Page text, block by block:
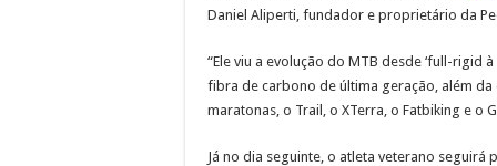
Daniel Aliperti, fundador e proprietário da
“Ele viu a evolução do MTB desde ‘full-rigid
fibra de carbono de última geração, além
maratonas, o Trail, o XTerra, o Fatbiking e o
Já no dia seguinte, o atleta veterano seguirá